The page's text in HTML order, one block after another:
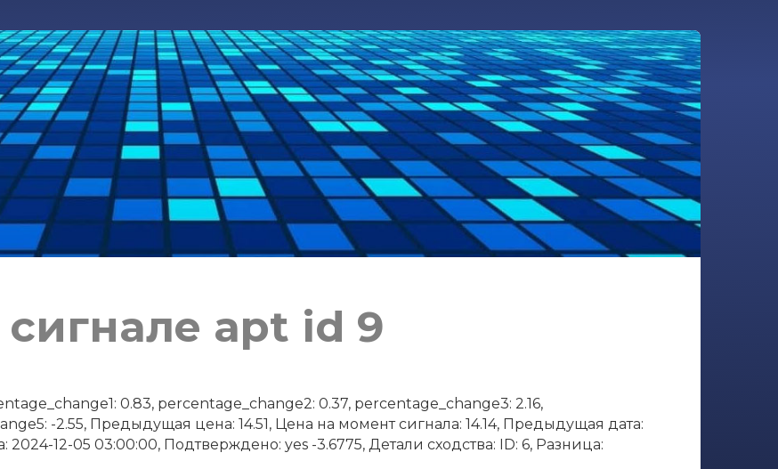
apt id 9
0.83, percentage_change2: 0.37, percentage_change3: 2.16,
-2.55, Предыдущая цена: 14.51, Цена на момент сигнала: 14.14, Предыдущая дата:
2024-12-05 03:00:00, Подтверждено: yes -3.6775, Детали сходства: ID: 6, Разница: